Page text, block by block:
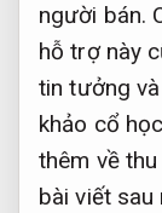
người bán.
hỗ trợ này
tin tưởng
khảo cổ
thêm về
bài viết sau